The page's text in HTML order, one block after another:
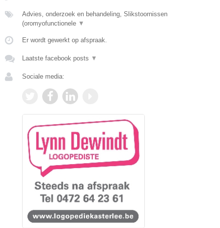
Advies, onderzoek en behandeling, Slikstoornissen
(oromyofunctionele ▼
Er wordt gewerkt op afspraak.
Laatste facebook posts ▼
Sociale media: